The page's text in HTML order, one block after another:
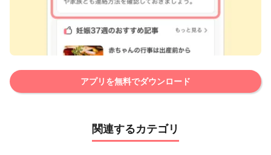
アプリを無料でダウンロード
関連するカテゴリ